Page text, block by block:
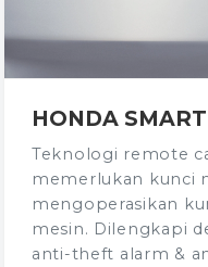
HONDA
Teknologi remote
memerlukan kunci
mengoperasikan
mesin. Dilengkapi
anti-theft alarm &